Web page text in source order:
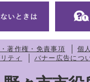
著作権・免責事項
個
ティ
バナー広告につ